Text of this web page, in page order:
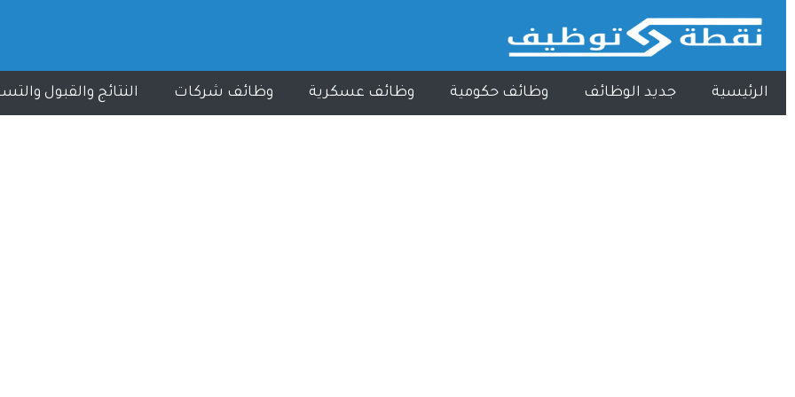
الرئيسية جديد الوظائف وظائف حكومية وظائف عسكرية وظائف شركات النتائج والقبول